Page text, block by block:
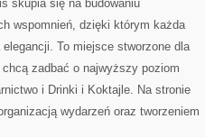
skupia się na budowaniu
wspomnień, dzięki którym każda
elegancji. To miejsce stworzone dla
zadbać o najwyższy poziom
i Drinki i Koktajle. Na stronie
wydarzeń oraz tworzeniem